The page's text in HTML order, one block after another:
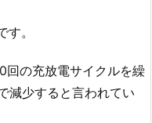
。
回の充放電サイクルを繰
減少すると言われてい